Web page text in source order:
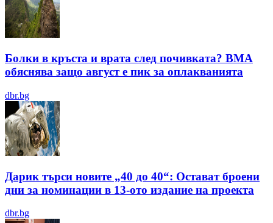
Болки в кръста и врата след почивката? ВМА
обяснява защо август е пик за оплакванията
dbr.bg
Дарик търси новите „40 до 40“: Остават броени
дни за номинации в 13-ото издание на проекта
dbr.bg